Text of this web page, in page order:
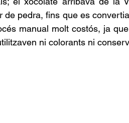
de pedra, fins que es
manual molt costós, ja
ni colorants ni